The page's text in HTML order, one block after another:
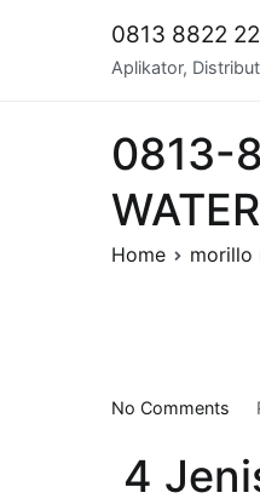
0813 8822
Aplikator,
0813-
Home morillo
No Comments
4